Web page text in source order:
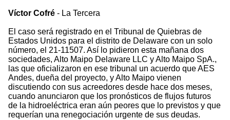
Víctor Cofré - La Tercera
El caso será registrado en el Tribunal de Quiebras de
Estados Unidos para el distrito de Delaware con un solo
número, el 21-11507. Así lo pidieron esta mañana dos
sociedades, Alto Maipo Delaware LLC y Alto Maipo SpA.,
las que oficializaron en ese tribunal un acuerdo que AES
Andes, dueña del proyecto, y Alto Maipo vienen
discutiendo con sus acreedores desde hace dos meses,
cuando anunciaron que los pronósticos de flujos futuros
de la hidroeléctrica eran aún peores que lo previstos y que
requerían una renegociación urgente de sus deudas.